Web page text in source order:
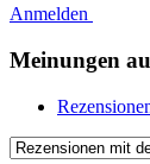
Anmelden
Meinungen